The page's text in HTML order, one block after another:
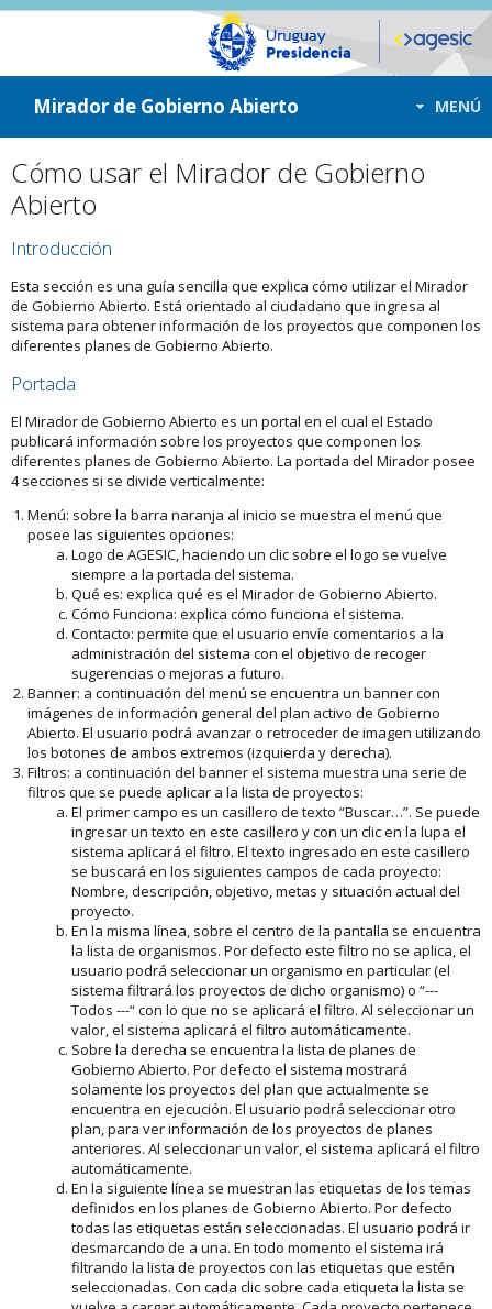
ir a contenido
ir al menú
Mirador de Gobierno Abierto MENÚ
Cómo usar el Mirador de Gobierno
Abierto
Introducción
Esta sección es una guía sencilla que explica cómo utilizar el Mirador
de Gobierno Abierto. Está orientado al ciudadano que ingresa al
sistema para obtener información de los proyectos que componen los
diferentes planes de Gobierno Abierto.
Portada
El Mirador de Gobierno Abierto es un portal en el cual el Estado
publicará información sobre los proyectos que componen los
diferentes planes de Gobierno Abierto. La portada del Mirador posee
4 secciones si se divide verticalmente:
Menú: sobre la barra naranja al inicio se muestra el menú que
posee las siguientes opciones:
Logo de AGESIC, haciendo un clic sobre el logo se vuelve
siempre a la portada del sistema.
Qué es: explica qué es el Mirador de Gobierno Abierto.
Cómo Funciona: explica cómo funciona el sistema.
Contacto: permite que el usuario envíe comentarios a la
administración del sistema con el objetivo de recoger
sugerencias o mejoras a futuro.
Banner: a continuación del menú se encuentra un banner con
imágenes de información general del plan activo de Gobierno
Abierto. El usuario podrá avanzar o retroceder de imagen utilizando
los botones de ambos extremos (izquierda y derecha).
Filtros: a continuación del banner el sistema muestra una serie de
filtros que se puede aplicar a la lista de proyectos:
El primer campo es un casillero de texto “Buscar…”. Se puede
ingresar un texto en este casillero y con un clic en la lupa el
sistema aplicará el filtro. El texto ingresado en este casillero
se buscará en los siguientes campos de cada proyecto:
Nombre, descripción, objetivo, metas y situación actual del
proyecto.
En la misma línea, sobre el centro de la pantalla se encuentra
la lista de organismos. Por defecto este filtro no se aplica, el
usuario podrá seleccionar un organismo en particular (el
sistema filtrará los proyectos de dicho organismo) o “---
Todos ---“ con lo que no se aplicará el filtro. Al seleccionar un
valor, el sistema aplicará el filtro automáticamente.
Sobre la derecha se encuentra la lista de planes de
Gobierno Abierto. Por defecto el sistema mostrará
solamente los proyectos del plan que actualmente se
encuentra en ejecución. El usuario podrá seleccionar otro
plan, para ver información de los proyectos de planes
anteriores. Al seleccionar un valor, el sistema aplicará el filtro
automáticamente.
En la siguiente línea se muestran las etiquetas de los temas
definidos en los planes de Gobierno Abierto. Por defecto
todas las etiquetas están seleccionadas. El usuario podrá ir
desmarcando de a una. En todo momento el sistema irá
filtrando la lista de proyectos con las etiquetas que estén
seleccionadas. Con cada clic sobre cada etiqueta la lista se